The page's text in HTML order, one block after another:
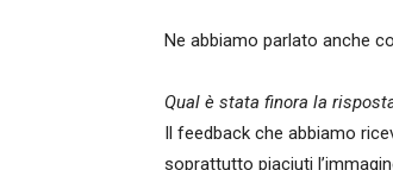
Ne abbiamo parlato anche
Qual è stata finora la
Il feedback che abbiamo
soprattutto piaciuti